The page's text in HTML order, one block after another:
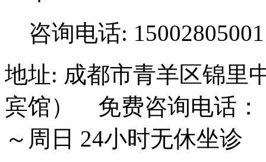
咨询电话: 15002805001
地址: 成都市青羊区锦里
宾馆） 免费咨询电话：
～周日 24小时无休坐诊